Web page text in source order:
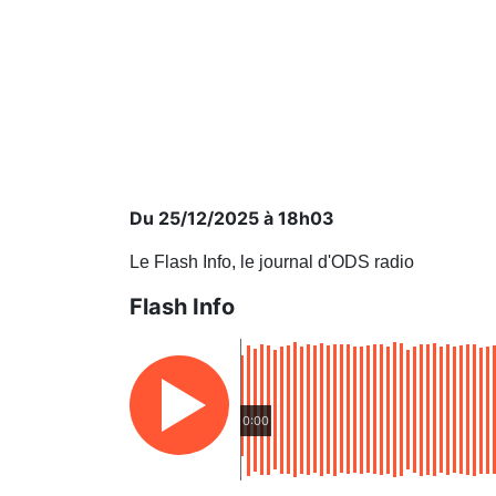
Du 25/12/2025 à 18h03
Le Flash Info, le journal d'ODS radio
Flash Info
0:00